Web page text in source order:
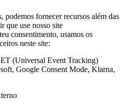
podemos fornecer recursos além das
que use nosso site
consentimento, usamos os
neste site:
(Universal Event Tracking)
Google Consent Mode, Klarna,